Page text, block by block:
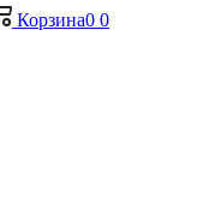
Корзина0 0